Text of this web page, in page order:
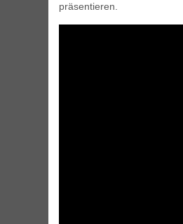
präsentieren.